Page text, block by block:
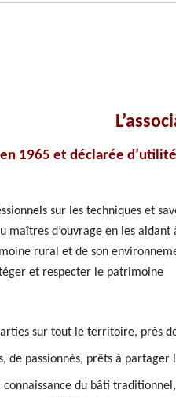
1965 et déclarée
sur les techniques et
maîtres d’ouvrage en les
rural et de son
et respecter le patrimoine
sur tout le territoire, près
de passionnés, prêts à
du bâti